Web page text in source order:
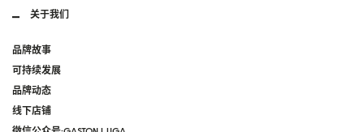
关于我们
品牌故事
可持续发展
品牌动态
线下店铺